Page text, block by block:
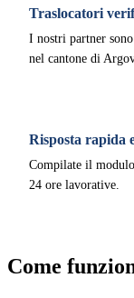
Traslocatori
I nostri partner
nel cantone di
Risposta rapida
Compilate il
24 ore lavorative.
Come